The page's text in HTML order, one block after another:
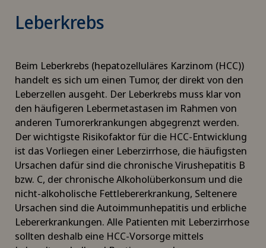
Leberkrebs
Beim Leberkrebs (hepatozelluläres Karzinom (HCC))
handelt es sich um einen Tumor, der direkt von den
Leberzellen ausgeht. Der Leberkrebs muss klar von
den häufigeren Lebermetastasen im Rahmen von
anderen Tumorerkrankungen abgegrenzt werden.
Der wichtigste Risikofaktor für die HCC-Entwicklung
ist das Vorliegen einer Leberzirrhose, die häufigsten
Ursachen dafür sind die chronische Virushepatitis B
bzw. C, der chronische Alkoholüberkonsum und die
nicht-alkoholische Fettlebererkrankung, Seltenere
Ursachen sind die Autoimmunhepatitis und erbliche
Lebererkrankungen. Alle Patienten mit Leberzirrhose
sollten deshalb eine HCC-Vorsorge mittels